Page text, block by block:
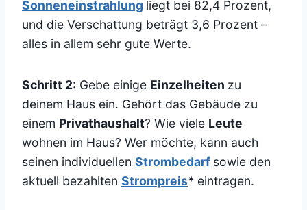
Sonneneinstrahlung liegt bei 82,4 Prozent,
und die Verschattung beträgt 3,6 Prozent –
alles in allem sehr gute Werte.
Schritt 2: Gebe einige Einzelheiten zu
deinem Haus ein. Gehört das Gebäude zu
einem Privathaushalt? Wie viele Leute
wohnen im Haus? Wer möchte, kann auch
seinen individuellen Strombedarf sowie den
aktuell bezahlten Strompreis* eintragen.